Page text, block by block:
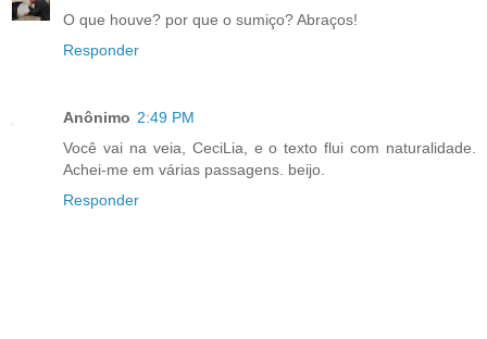
O que houve? por que o sumiço? Abraços!
Responder
Anônimo 2:49 PM
Você vai na veia, CeciLia, e o texto flui com naturalidade.
Achei-me em várias passagens. beijo.
Responder